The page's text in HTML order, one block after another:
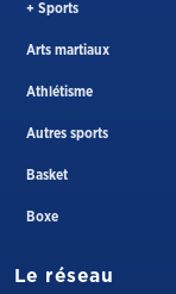
+ Sports
Arts martiaux
Athlétisme
Autres sports
Basket
Boxe
Le réseau